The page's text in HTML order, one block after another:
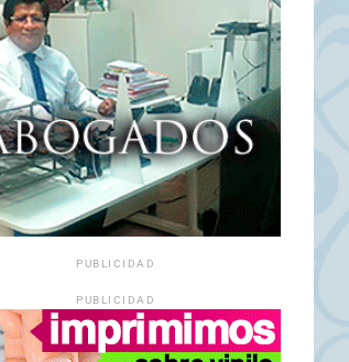
PUBLICIDAD
PUBLICIDAD